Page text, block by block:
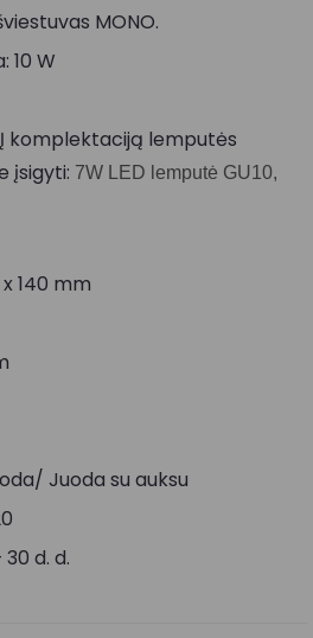
MONO.
10 W
komplektaciją lemputės
įsigyti: 7W LED lemputė GU10,
140 mm
Juoda su auksu
d. d.